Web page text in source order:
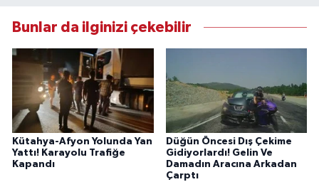
Bunlar da ilginizi çekebilir
Kütahya-Afyon Yolunda Yan
Yattı! Karayolu Trafiğe
Kapandı
Düğün Öncesi Dış Çekime
Gidiyorlardı! Gelin Ve
Damadın Aracına Arkadan
Çarptı